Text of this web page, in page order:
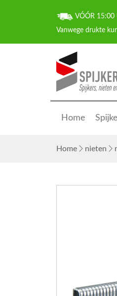
VÓÓR 15:00
Home
Home nieten